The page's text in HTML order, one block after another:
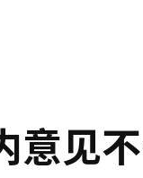
意见